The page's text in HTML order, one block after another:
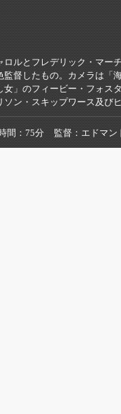
ロルとフレデリック・マ
督したもの。カメラは「
」のフィービー・フォス
ソン・スキップワース及び
間 75分 監督 エドマン